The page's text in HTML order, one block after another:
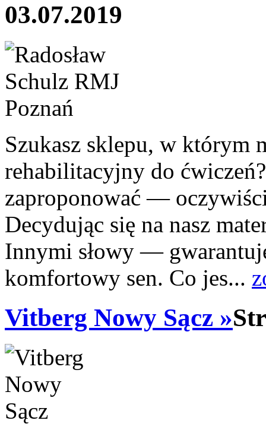
03.07.2019
Szukasz sklepu, w którym
rehabilitacyjny do
zaproponować —
Decydując się na nasz
Innymi słowy —
komfortowy sen. Co jes...
Vitberg Nowy Sącz »